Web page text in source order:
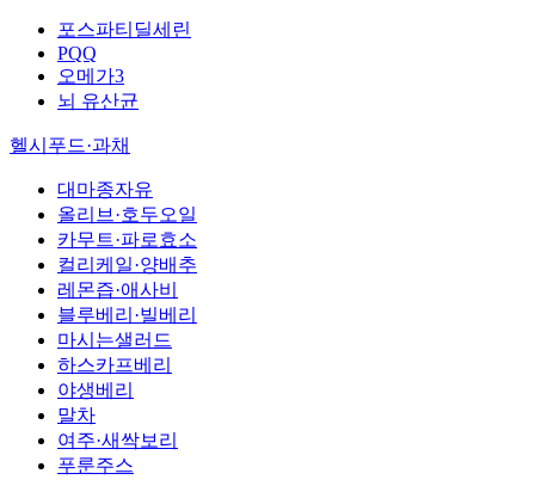
포스파티딜세린
PQQ
오메가3
뇌 유산균
헬시푸드·과채
대마종자유
올리브·호두오일
카무트·파로효소
컬리케일·양배추
레몬즙·애사비
블루베리·빌베리
마시는샐러드
하스카프베리
야생베리
말차
여주·새싹보리
푸룬주스